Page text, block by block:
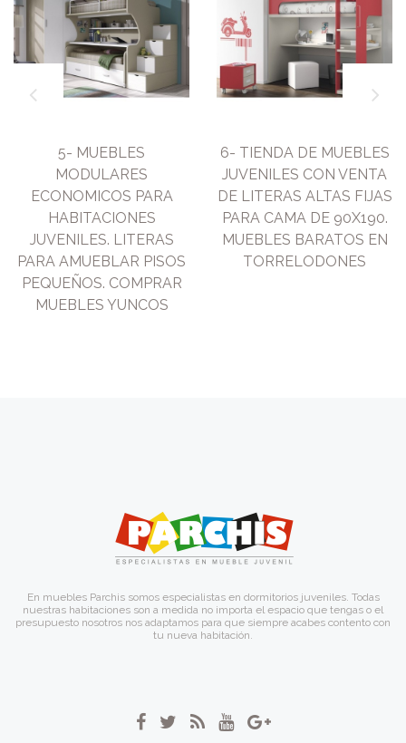
5- MUEBLES
MODULARES
ECONOMICOS PARA
HABITACIONES
JUVENILES. LITERAS
PARA AMUEBLAR PISOS
PEQUEÑOS. COMPRAR
MUEBLES YUNCOS
6- TIENDA DE MUEBLES
JUVENILES CON VENTA
DE LITERAS ALTAS FIJAS
PARA CAMA DE 90X190.
MUEBLES BARATOS EN
TORRELODONES
En muebles Parchis somos especialistas en dormitorios juveniles. Todas
nuestras habitaciones son a medida no importa el espacio que tengas o el
presupuesto nosotros nos adaptamos para que siempre acabes contento con
tu nueva habitación.